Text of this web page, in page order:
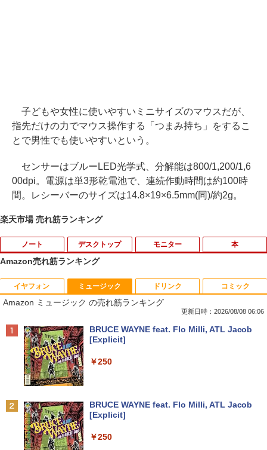
子どもや女性に使いやすいミニサイズのマウスだが、
指先だけの力でマウス操作する「つまみ持ち」をするこ
とで男性でも使いやすいという。
センサーはブルーLED光学式、分解能は800/1,200/1,6
00dpi。電源は単3形乾電池で、連続作動時間は約100時
間。レシーバーのサイズは14.8×19×6.5mm(同)/約2g。
楽天市場 売れ筋ランキング
ノート
1
【ポイント10倍 期間限定】dynabook K
70 第11世代 intel N4500 10.1型 高精細 I
PSノングレア 無音ファンレス Wi-Fi 6 W
dows 11 頑丈設計 2in1 タブレットPC
(タッチペン非付属)【整備済み中古品】
￥16,700
【マラソン限定30%OFF】中古 店長おま
かせパソコン Core i5 第10世代 メモリ8
s11 WPS Office 1年保証 ノートパソコン
デスクトップ モニター
1
【超特価】厳選大手メーカー 液晶モニタ
ー シークレット 22-23型ワイド フルHD
（1920x1080） HDMI指定可 ノングレア
Dell HP PHILIPS等 液晶ディスプレイ
【中古】
￥4,480
【エントリーで最大全額ポイント還元｜
8/11まで】 ASUS｜エイスース PCモニ
5型 /フルHD(1920×1080) /ワイド /100H
本
1
【9月上旬発送予定】 ハンターハンター
全巻 HUNTER×HUNTER 1巻-39巻 セッ
ト 最新 冨樫 義博 集英社 ジャンプコミッ
料無料】【新品】
2
館版学習まんが 20巻セット／山川出版社
Amazon売れ筋ランキング
イヤフォン
Anker Soundcore P40i オフホワイト
Anker Soundcore P31i ブラック
ミュージック
Amazon ミュージック の売れ筋ランキング
更新日時：2026/08/08 06:06
BRUCE WAYNE feat. Flo Milli, ATL Jacob
[Explicit]
￥250
BRUCE WAYNE feat. Flo Milli, ATL Jacob
[Explicit]
￥250
ドリンク コミック